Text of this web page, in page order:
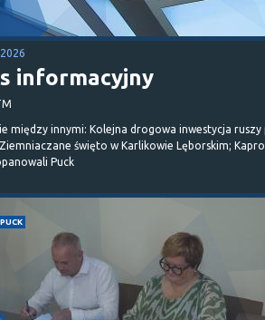
informacyjny
między innymi: Kolejna drogowa inwestycja ruszy
święto w Karlikowie Lęborskim;
Puck